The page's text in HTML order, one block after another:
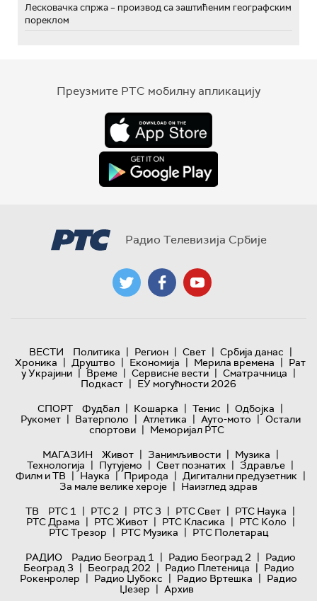
Лесковачка спржа – производ са заштићеним географским
пореклом
Преузмите РТС мобилну апликацију
Радио Телевизија Србије
ВЕСТИ Политика | Регион | Свет | Србија данас |
Хроника | Друштво | Економија | Мерила времена | Рат
у Украјини | Време | Сервисне вести | Сматрачница |
Подкаст | ЕУ могућности 2026
СПОРТ
Фудбал | Кошарка | Тенис | Одбојка |
Рукомет | Ватерполо | Атлетика | Ауто-мото | Остали
спортови | Меморијал РТС
МАГАЗИН
Живот | Занимљивости | Музика |
Технологијa | Путујемо | Свет познатих | Здравље |
Филм и ТВ | Наука | Природа | Дигитални предузетник |
За мале велике хероје | Наизглед здрав
ТВ
РТС 1 | РТС 2 | РТС 3 | РТС Свет | РТС Наука |
РТС Драма | РТС Живот | РТС Класика | РТС Коло |
РТС Трезор | РТС Музика | РТС Полетарац
РАДИО
Радио Београд 1 | Радио Београд 2 | Радио
Београд 3 | Београд 202 | Радио Плетеница | Радио
Рокенролер | Радио Џубокс | Радио Вртешка | Радио
Џезер | Архив